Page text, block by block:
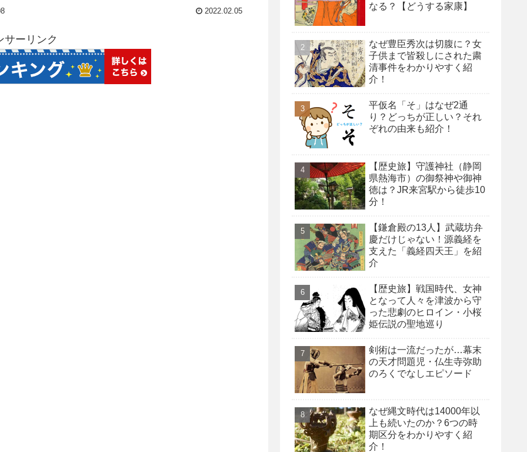
2022.02.05
サーリンク
なる？【どうする家康】
なぜ豊臣秀次は切腹に？女
子供まで皆殺しにされた粛
清事件をわかりやすく紹
介！
平仮名「そ」はなぜ2通
り？どっちが正しい？それ
ぞれの由来も紹介！
【歴史旅】守護神社（静岡
県熱海市）の御祭神や御神
徳は？JR来宮駅から徒歩10
分！
【鎌倉殿の13人】武蔵坊弁
慶だけじゃない！源義経を
支えた「義経四天王」を紹
介
【歴史旅】戦国時代、女神
となって人々を津波から守
った悲劇のヒロイン・小桜
姫伝説の聖地巡り
剣術は一流だったが…幕末
の天才問題児・仏生寺弥助
のろくでなしエピソード
なぜ縄文時代は14000年以
上も続いたのか？6つの時
期区分をわかりやすく紹
介！